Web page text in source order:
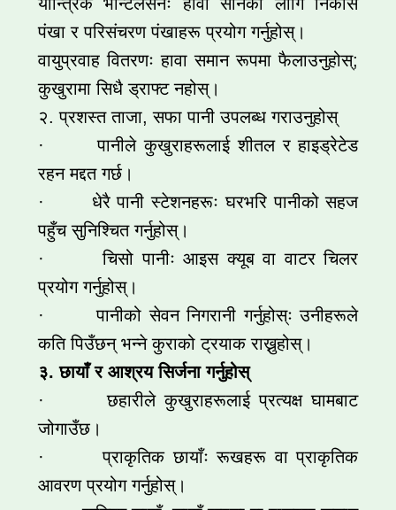
पंखा र परिसंचरण पंखाहरू प्रयोग गर्नुहोस्।
वायुप्रवाह वितरणः हावा समान रूपमा फैलाउनुहोस्;
कुखुरामा सिधै ड्राफ्ट नहोस्।
२. प्रशस्त ताजा, सफा पानी उपलब्ध गराउनुहोस्
· पानीले कुखुराहरूलाई शीतल र हाइड्रेटेड
रहन मद्दत गर्छ।
· धेरै पानी स्टेशनहरूः घरभरि पानीको सहज
पहुँच सुनिश्चित गर्नुहोस्।
· चिसो पानीः आइस क्यूब वा वाटर चिलर
प्रयोग गर्नुहोस्।
· पानीको सेवन निगरानी गर्नुहोस्ः उनीहरूले
कति पिउँछन् भन्ने कुराको ट्रयाक राख्नुहोस्।
३. छायाँ र आश्रय सिर्जना गर्नुहोस्
· छहारीले कुखुराहरूलाई प्रत्यक्ष घामबाट
जोगाउँछ।
· प्राकृतिक छायाँः रूखहरू वा प्राकृतिक
आवरण प्रयोग गर्नुहोस्।